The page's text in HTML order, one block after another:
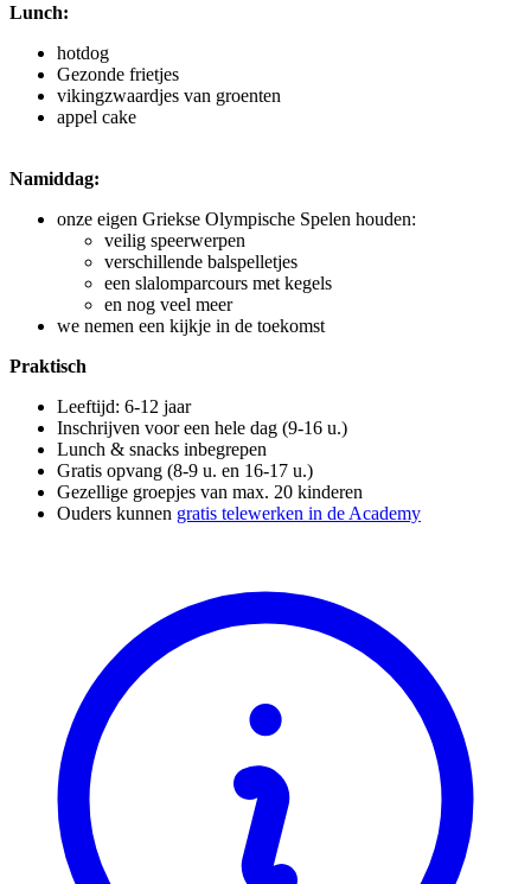
Lunch:
hotdog
Gezonde frietjes
vikingzwaardjes van groenten
appel cake
Namiddag:
onze eigen Griekse Olympische Spelen houden:
veilig speerwerpen
verschillende balspelletjes
een slalomparcours met kegels
en nog veel meer
we nemen een kijkje in de toekomst
Praktisch
Leeftijd: 6-12 jaar
Inschrijven voor een hele dag (9-16 u.)
Lunch & snacks inbegrepen
Gratis opvang (8-9 u. en 16-17 u.)
Gezellige groepjes van max. 20 kinderen
Ouders kunnen gratis telewerken in de Academy